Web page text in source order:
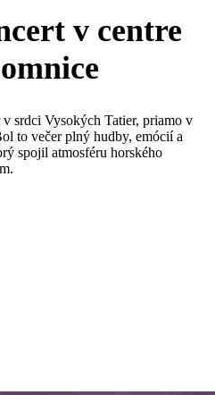
v centre
srdci Vysokých Tatier, priamo v
to večer plný hudby, emócií a
spojil atmosféru horského